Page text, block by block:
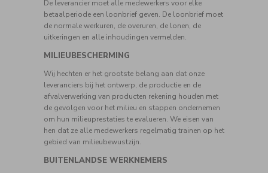
De leverancier moet alle medewerkers voor elke
betaalperiode een loonbrief geven. De loonbrief moet
de normale werkuren, de overuren, de lonen, de
uitkeringen en alle inhoudingen vermelden.
MILIEUBESCHERMING
Wij hechten er het grootste belang aan dat onze
leveranciers bij het ontwerp, de productie en de
afvalverwerking van producten rekening houden met
de gevolgen voor het milieu en stappen ondernemen
om hun milieuprestaties te evalueren. We eisen van
hen dat ze alle medewerkers regelmatig trainen op het
gebied van milieubewustzijn.
BUITENLANDSE WERKNEMERS